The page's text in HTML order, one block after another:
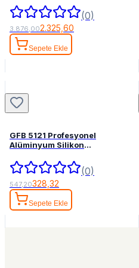
(0)
3.876,002.325,60
Sepete Ekle
GFB 5121 Profesyonel
Alüminyum Silikon
(0)
547,20328,32
Sepete Ekle